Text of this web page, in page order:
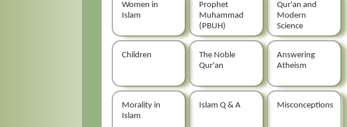
Women in
Islam
Prophet
Muhammad
(PBUH)
Qur'an and
Modern
Science
Children
The Noble
Qur'an
Answering
Atheism
Morality in
Islam
Islam Q & A Misconceptions